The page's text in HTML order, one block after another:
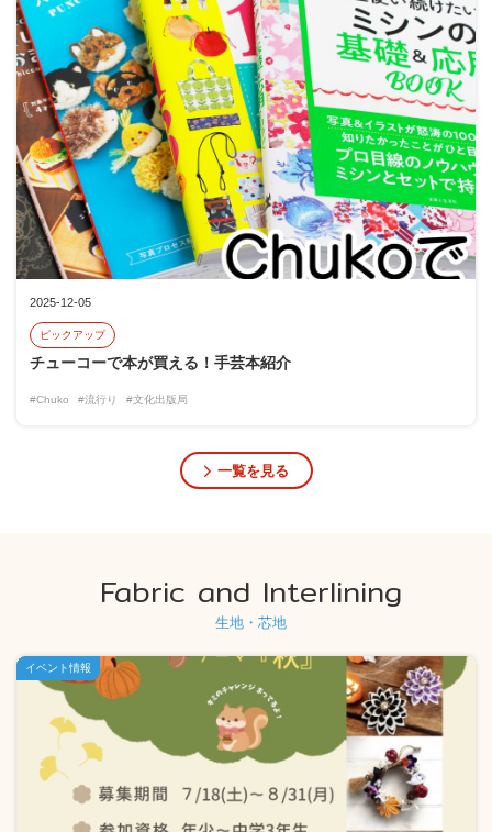
2025-12-05
ピックアップ
チューコーで本が買える！手芸本紹介
#Chuko #流行り #文化出版局
一覧を見る
Fabric and Interlining
生地・芯地
イベント情報